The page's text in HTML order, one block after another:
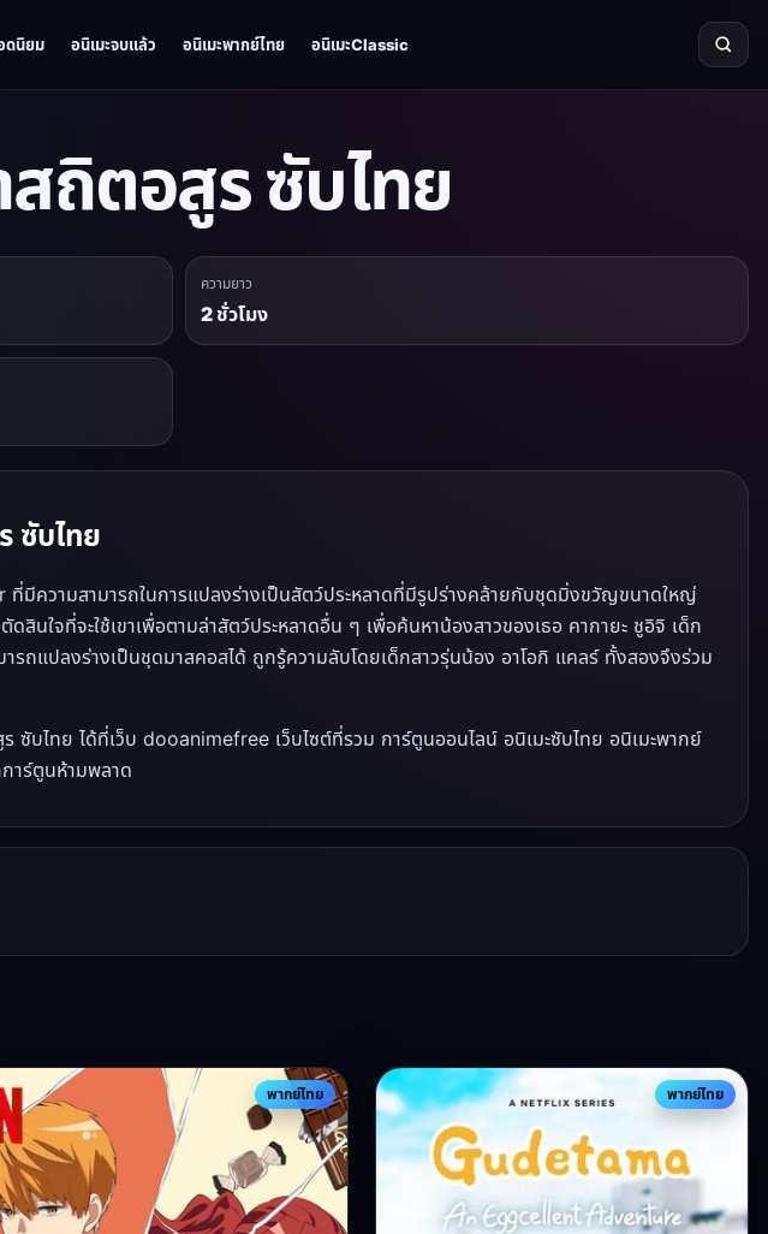
ดนิยม อนิเมะจบแล้ว อนิเมะพากย์ไทย อนิเมะClassic
ถิตอสูร ซับไทย
ความยาว
2 ชั่วโมง
ซับไทย
มีความสามารถในการแปลงร่างเป็นสัตว์ประหลาดที่มีรูปร่างคล้ายกับชุดมิ่งขวัญขนาดใหญ่
สินใจที่จะใช้เขาเพื่อตามล่าสัตว์ประหลาดอื่น ๆ เพื่อค้นหาน้องสาวของเธอ คากายะ ชูอิจิ เด็ก
ถแปลงร่างเป็นชุดมาสคอสได้ ถูกรู้ความลับโดยเด็กสาวรุ่นน้อง อาโอกิ แคลร์ ทั้งสองจึงร่วม
ซับไทย ได้ที่เว็บ dooanimefree เว็บไซต์ที่รวม การ์ตูนออนไลน์ อนิเมะซับไทย อนิเมะพากย์
การ์ตูนห้ามพลาด
พากย์ไทย พากย์ไทย